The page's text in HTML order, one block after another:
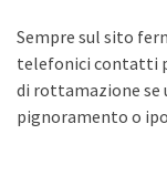
Sempre sul sito
telefonici contatti
di rottamazione se
pignoramento o